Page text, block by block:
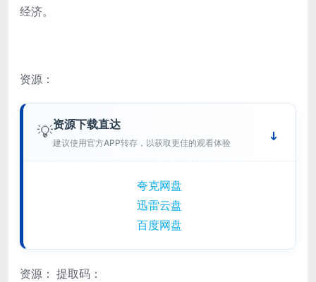
经济。
资源：
💡资源下载直达
建议使用官方APP转存，以获取更佳的观看体验
夸克网盘
迅雷云盘
百度网盘
资源： 提取码：